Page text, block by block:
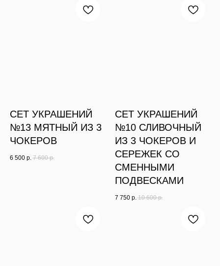
СЕТ УКРАШЕНИЙ
№13 МЯТНЫЙ ИЗ 3
ЧОКЕРОВ
6 500 р. 7 600 р.
СЕТ УКРАШЕНИЙ
№10 СЛИВОЧНЫЙ
ИЗ 3 ЧОКЕРОВ И
СЕРЕЖЕК СО
СМЕННЫМИ
ПОДВЕСКАМИ
7 750 р. 10 600 р.